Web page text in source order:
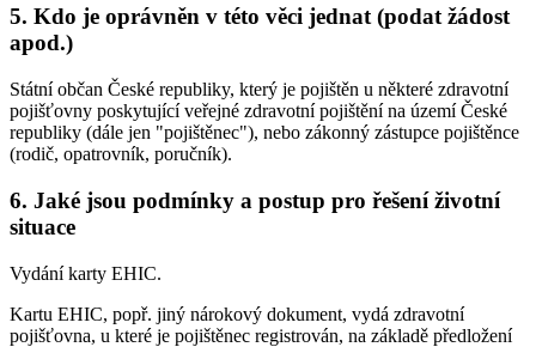
5. Kdo je oprávněn v této věci jednat (podat žádost
apod.)
Státní občan České republiky, který je pojištěn u některé zdravotní
pojišťovny poskytující veřejné zdravotní pojištění na území České
republiky (dále jen "pojištěnec"), nebo zákonný zástupce pojištěnce
(rodič, opatrovník, poručník).
6. Jaké jsou podmínky a postup pro řešení životní
situace
Vydání karty EHIC.
Kartu EHIC, popř. jiný nárokový dokument, vydá zdravotní
pojišťovna, u které je pojištěnec registrován, na základě předložení